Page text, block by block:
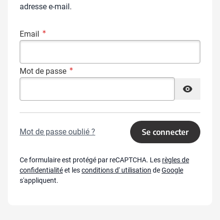
adresse e-mail.
Email
Mot de passe
Se connecter
Mot de passe oublié ?
Ce formulaire est protégé par reCAPTCHA. Les règles de
confidentialitéet lesconditions d' utilisation deGoogle
s'appliquent.